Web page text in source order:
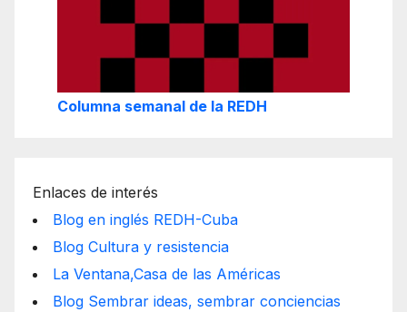
Columna semanal de la REDH
Enlaces de interés
Blog en inglés REDH-Cuba
Blog Cultura y resistencia
La Ventana,Casa de las Américas
Blog Sembrar ideas, sembrar conciencias